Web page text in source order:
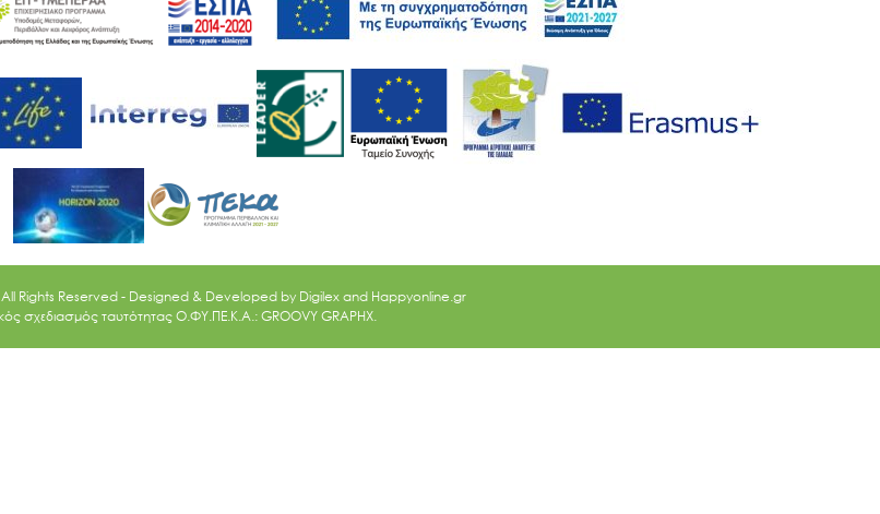
μας
Rights Reserved - Designed & Developed by Digilex and Happyonline.gr
σχεδιασμός ταυτότητας Ο.ΦΥ.ΠΕ.Κ.Α.: GROOVY GRAPHX.